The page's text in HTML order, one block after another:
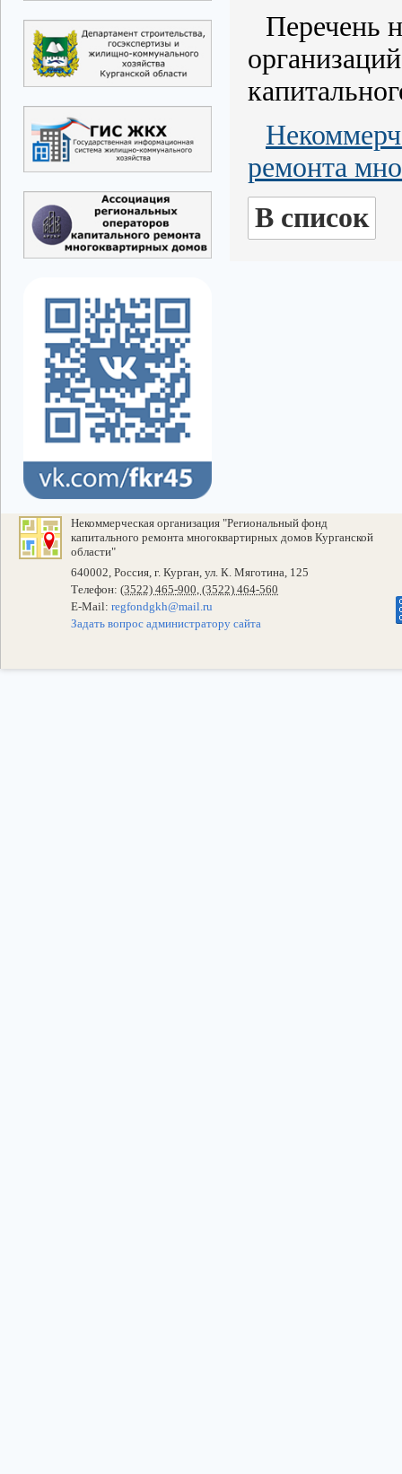
Перечень
ремонта
В список
Некоммерческая организация "Региональный фонд
капитального ремонта многоквартирных домов Курганской
области"
640002, Россия, г. Курган, ул. К. Мяготина, 125
Телефон: (3522) 465-900, (3522) 464-560
E-Mail: regfondgkh@mail.ru
Задать вопрос администратору сайта